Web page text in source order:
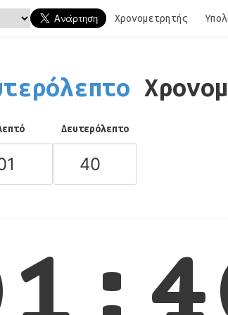
Χρονομετρητής
Δευτερόλεπτο